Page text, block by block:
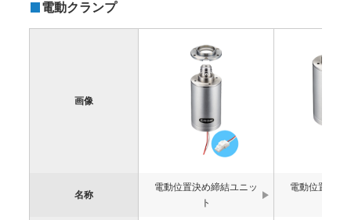
電動クランプ
画像
名称
電動位置決め締結ユニッ
ト
電動位置決め